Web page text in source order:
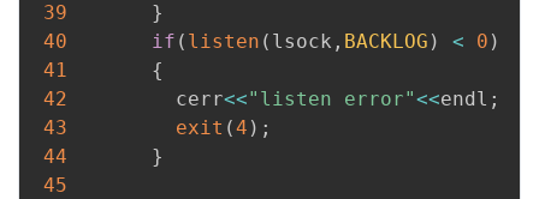
39
}
40
if ( listen ( lsock , BACKLOG ) < 0 )
41
{
42
         cerr
<<"listen error"<<endl ;
43
exit (4 ) ;
44
}
45